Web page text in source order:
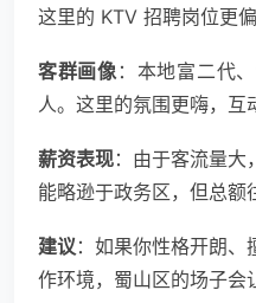
这里的 KTV 招聘岗位更
客群画像：本地富二代
人。这里的氛围更嗨，互
薪资表现：由于客流量大
能略逊于政务区，但总额
建议：如果你性格开朗
作环境，蜀山区的场子会